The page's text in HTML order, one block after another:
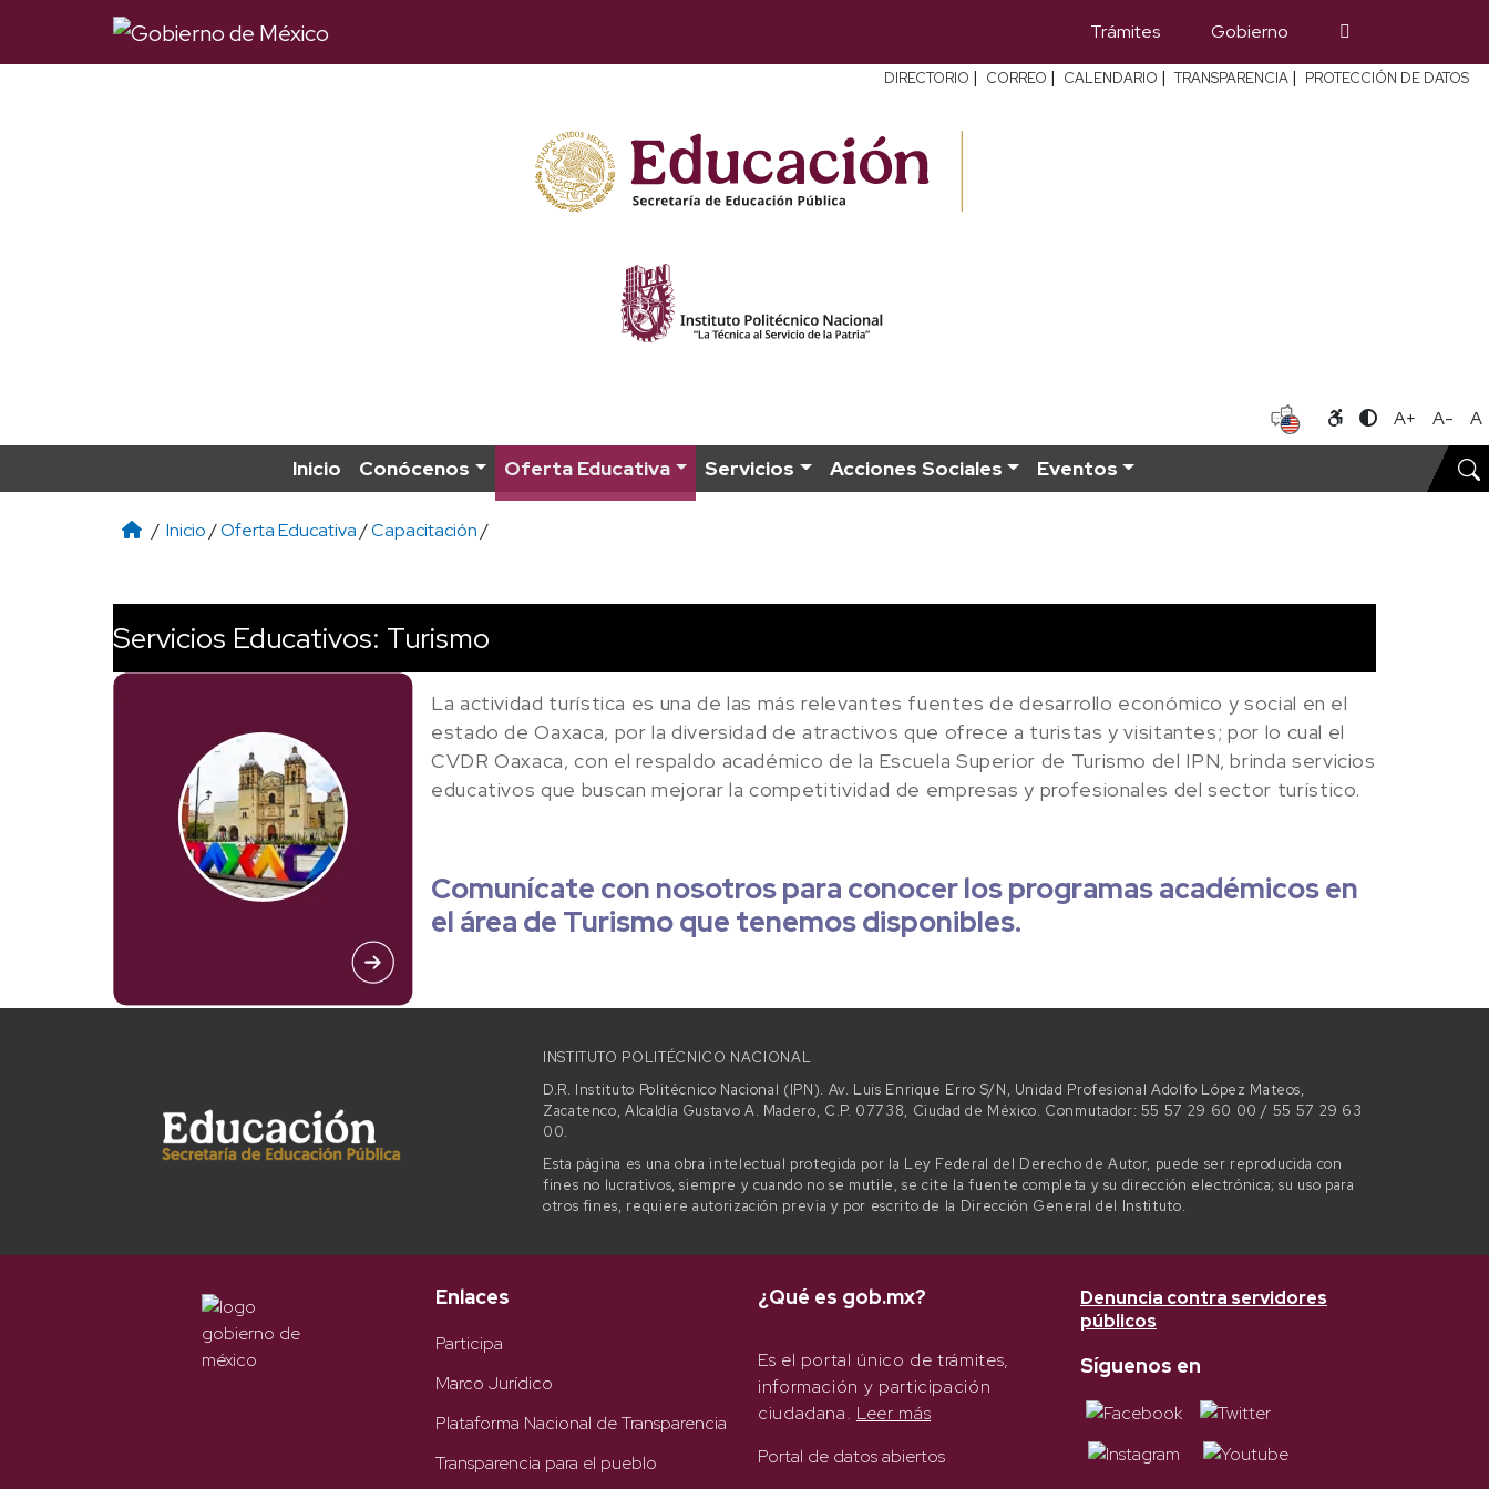
Trámites Gobierno
DIRECTORIO | CORREO | CALENDARIO | TRANSPARENCIA | PROTECCIÓN DE DATOS
A+ A- A
Inicio Conócenos Oferta Educativa Servicios Acciones Sociales Eventos
/ Inicio/Oferta Educativa/Capacitación/
Servicios Educativos: Turismo
La actividad turística es una de las más relevantes fuentes de desarrollo económico y social en el
estado de Oaxaca, por la diversidad de atractivos que ofrece a turistas y visitantes; por lo cual el
CVDR Oaxaca, con el respaldo académico de la Escuela Superior de Turismo del IPN, brinda servicios
educativos que buscan mejorar la competitividad de empresas y profesionales del sector turístico.
Comunícate con nosotros para conocer los programas académicos en
el área de Turismo que tenemos disponibles.
INSTITUTO POLITÉCNICO NACIONAL
D.R. Instituto Politécnico Nacional (IPN). Av. Luis Enrique Erro S/N, Unidad Profesional Adolfo López Mateos,
Zacatenco, Alcaldía Gustavo A. Madero, C.P. 07738, Ciudad de México. Conmutador: 55 57 29 60 00 / 55 57 29 63
00.
Esta página es una obra intelectual protegida por la Ley Federal del Derecho de Autor, puede ser reproducida con
fines no lucrativos, siempre y cuando no se mutile, se cite la fuente completa y su dirección electrónica; su uso para
otros fines, requiere autorización previa y por escrito de la Dirección General del Instituto.
Enlaces
Participa
Marco Jurídico
Plataforma Nacional de Transparencia
Transparencia para el pueblo
¿Qué es gob.mx?
Es el portal único de trámites,
información y participación
ciudadana. Leer más
Portal de datos abiertos
Denuncia contra servidores
públicos
Síguenos en